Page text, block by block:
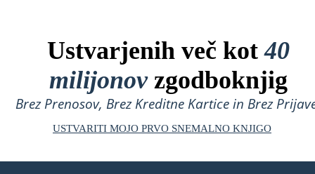
Ustvarjenih več kot40
milijonovzgodboknjig
Brez Prenosov, Brez Kreditne Kartice in Brez
USTVARITI MOJO PRVO SNEMALNO KNJIGO